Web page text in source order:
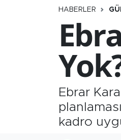
HABERLER
Ebrar
kadro
Firmalardan
İş ve Ekonomi
Moda-Magazin-
Namaz Vakitleri
Trafik Durumu
Şampiyonlar Ligi
Tüm Manşetler
Son Dakika Haberleri